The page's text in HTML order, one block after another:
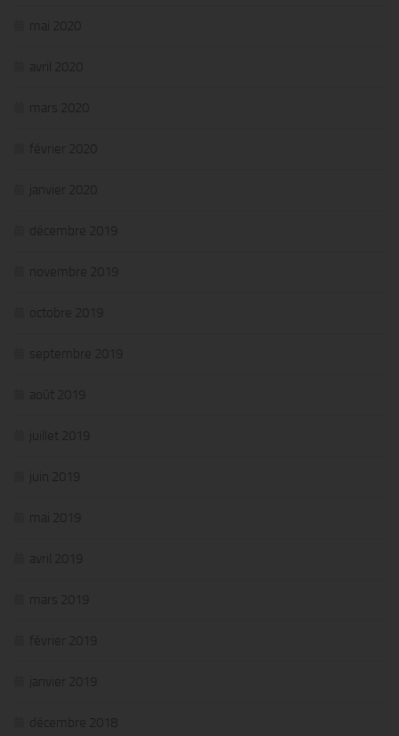
mai 2020
avril 2020
mars 2020
février 2020
janvier 2020
décembre 2019
novembre 2019
octobre 2019
septembre 2019
août 2019
juillet 2019
juin 2019
mai 2019
avril 2019
mars 2019
février 2019
janvier 2019
décembre 2018